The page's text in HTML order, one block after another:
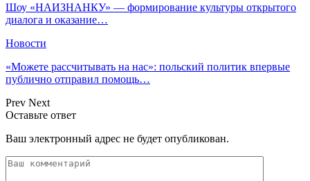
Шоу «НАИЗНАНКУ» — формирование культуры открытого
диалога и оказание…
Новости
«Можете рассчитывать на нас»: польский политик впервые
публично отправил помощь…
Prev Next
Оставьте ответ
Ваш электронный адрес не будет опубликован.